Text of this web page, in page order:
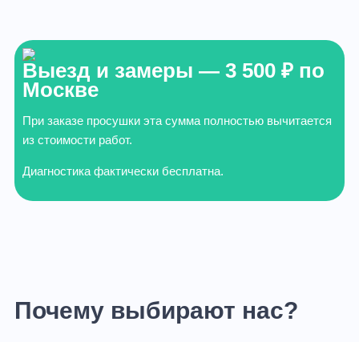
Выезд и замеры — 3 500 ₽ по
Москве
При заказе просушки эта сумма полностью вычитается
из стоимости работ.
Диагностика фактически бесплатна.
Почему выбирают нас?